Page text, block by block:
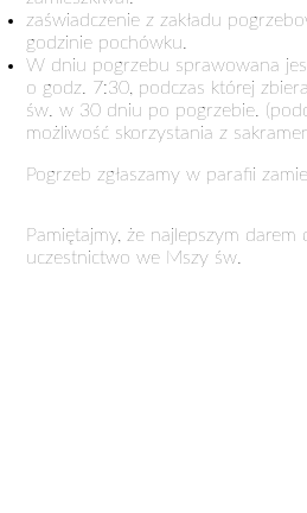
zaświadczenie z zakładu
godzinie pochówku.
W dniu pogrzebu sprawowana
o godz. 7:30, podczas której
św. w 30 dniu po pogrzebie.
możliwość skorzystania z
Pogrzeb zgłaszamy w parafii
Pamiętajmy, że najlepszym darem
uczestnictwo we Mszy św.